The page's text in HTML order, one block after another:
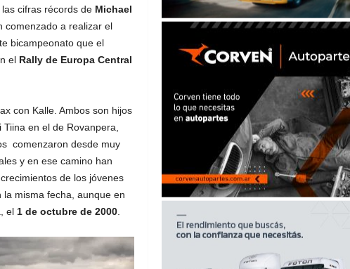
cifras récords de Michael
comenzado a realizar el
bicampeonato que el
el Rally de Europa Central
con Kalle. Ambos son hijos
en el de Rovanpera,
comenzaron desde muy
y en ese camino han
de los jóvenes
misma fecha, aunque en
el 1 de octubre de 2000.